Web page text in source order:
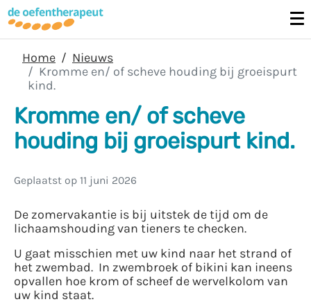
Home
Nieuws
Kromme en/ of scheve houding bij groeispurt
kind.
Kromme en/ of scheve
houding bij groeispurt kind.
Geplaatst op 11 juni 2026
De zomervakantie is bij uitstek de tijd om de
lichaamshouding van tieners te checken.
U gaat misschien met uw kind naar het strand of
het zwembad. In zwembroek of bikini kan ineens
opvallen hoe krom of scheef de wervelkolom van
uw kind staat.